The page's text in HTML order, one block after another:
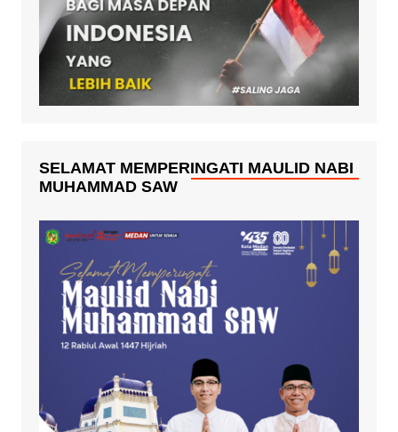
SELAMAT MEMPERINGATI MAULID NABI
MUHAMMAD SAW